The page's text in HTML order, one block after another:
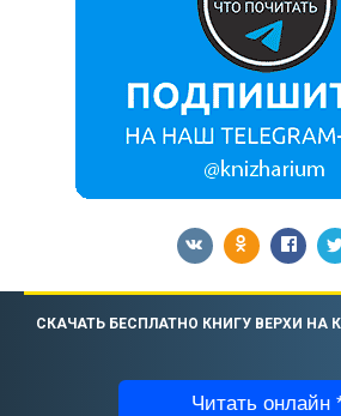
СКАЧАТЬ БЕСПЛАТНО КНИГУ ВЕРХИ НА
Читать онлайн